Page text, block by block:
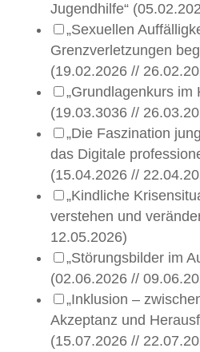
Jugendhilfe“
„Sexuellen
Grenzverletzungen
(19.02.2026 //
„Grundlagenkurs im
(19.03.3036 //
„Die Faszination
das Digitale
(15.04.2026 //
„Kindliche
verstehen und
12.05.2026)
„Störungsbilder im
(02.06.2026 //
„Inklusion –
Akzeptanz und
(15.07.2026 //